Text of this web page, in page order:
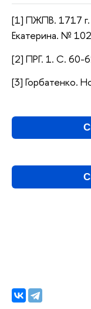
[1] ПЖПВ. 1717 г.
Екатерина. №
[2] ПРГ. 1. С. 60-
[3] Горбатенко.